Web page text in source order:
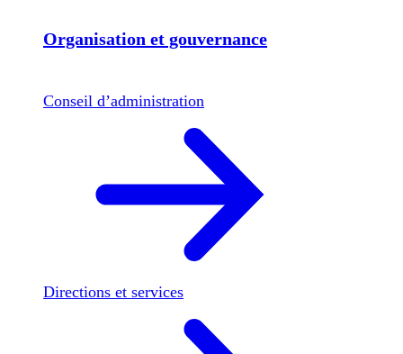
Organisation et gouvernance
Conseil d’administration
Directions et services